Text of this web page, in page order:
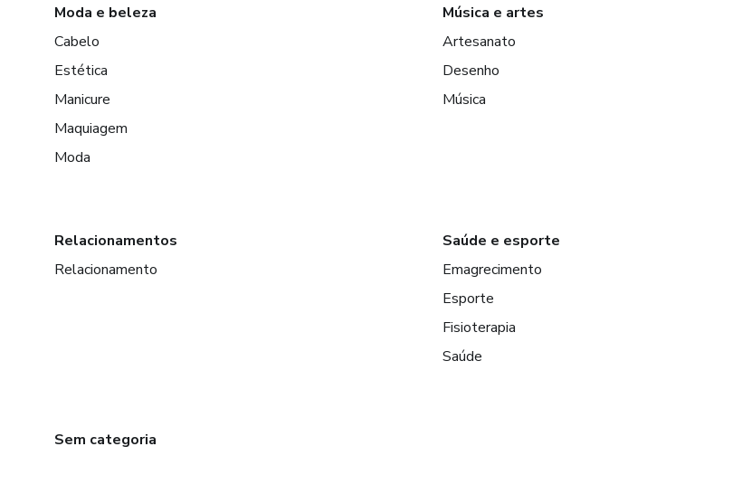
Moda e beleza
Cabelo
Estética
Manicure
Maquiagem
Moda
Música e artes
Artesanato
Desenho
Música
Relacionamentos
Relacionamento
Saúde e esporte
Emagrecimento
Esporte
Fisioterapia
Saúde
Sem categoria